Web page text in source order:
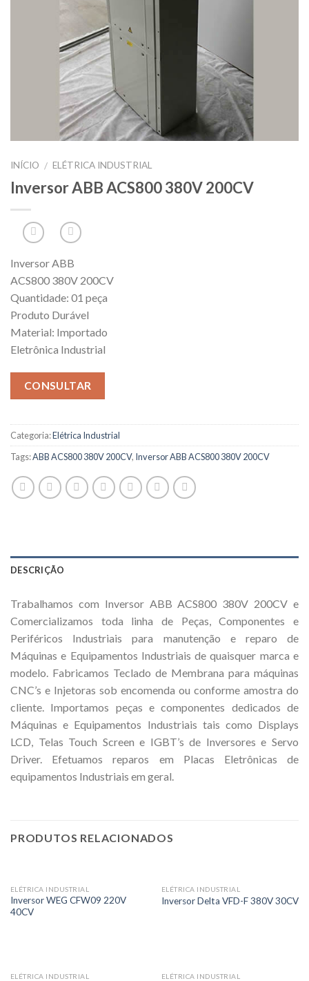
INÍCIO / ELÉTRICA INDUSTRIAL
Inversor ABB ACS800 380V 200CV
Inversor ABB
ACS800 380V 200CV
Quantidade: 01 peça
Produto Durável
Material: Importado
Eletrônica Industrial
CONSULTAR
Categoria:Elétrica Industrial
Tags:ABB ACS800 380V 200CV, Inversor ABB ACS800 380V 200CV
DESCRIÇÃO
Trabalhamos com Inversor ABB ACS800 380V 200CV e
Comercializamos toda linha de Peças, Componentes e
Periféricos Industriais para manutenção e reparo de
Máquinas e Equipamentos Industriais de quaisquer marca e
modelo. Fabricamos Teclado de Membrana para máquinas
CNC’s e Injetoras sob encomenda ou conforme amostra do
cliente. Importamos peças e componentes dedicados de
Máquinas e Equipamentos Industriais tais como Displays
LCD, Telas Touch Screen e IGBT’s de Inversores e Servo
Driver. Efetuamos reparos em Placas Eletrônicas de
equipamentos Industriais em geral.
PRODUTOS RELACIONADOS
ELÉTRICA INDUSTRIAL
Inversor WEG CFW09 220V
40CV
ELÉTRICA INDUSTRIAL
Inversor Delta VFD-F 380V 30CV
ELÉTRICA INDUSTRIAL ELÉTRICA INDUSTRIAL